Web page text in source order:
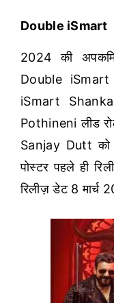
Double iSmart
2024 की
Double
iSmart
Pothineni लीड
Sanjay Dutt को
पोस्टर पहले ही
रिलीज़ डेट 8 मार्च